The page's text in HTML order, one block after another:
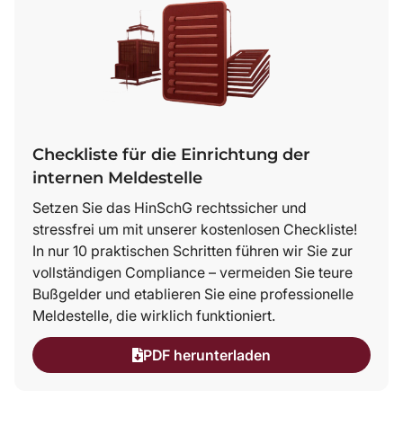
Checkliste für die Einrichtung der
internen Meldestelle
Setzen Sie das HinSchG rechtssicher und
stressfrei um mit unserer kostenlosen Checkliste!
In nur 10 praktischen Schritten führen wir Sie zur
vollständigen Compliance – vermeiden Sie teure
Bußgelder und etablieren Sie eine professionelle
Meldestelle, die wirklich funktioniert.
PDF herunterladen